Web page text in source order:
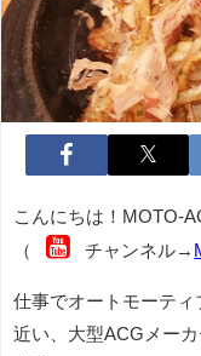
こんにちは！MOTO-
（
チャンネル→
仕事でオートモーテ
近い、大型ACGメー